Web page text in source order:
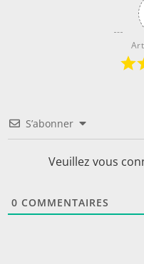
S’abonner
Veuillez vous
0 COMMENTAIRES